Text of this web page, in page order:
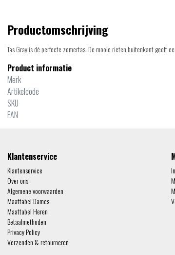
Productomschrijving
Tas Gray is dé perfecte zomertas. De mooie rieten buitenkant geeft
Product informatie
Merk
Artikelcode
SKU
EAN
Klantenservice
Klantenservice
Over ons
Algemene voorwaarden
Maattabel Dames
Maattabel Heren
Betaalmethoden
Privacy Policy
Verzenden & retourneren